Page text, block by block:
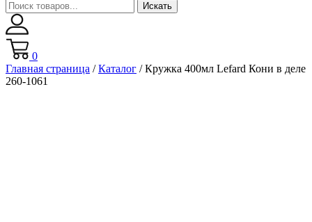
Искать
0
Главная страница /Каталог /Кружка 400мл Lefard Кони в деле
260-1061